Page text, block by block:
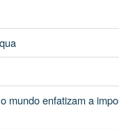
10 11 Seguinte